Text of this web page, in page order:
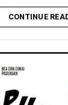
tapi kami
sumber
dan
nyata
dan
CONTINUE